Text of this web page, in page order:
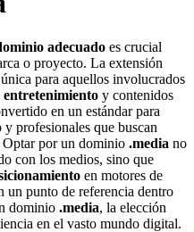
adecuado es crucial
o proyecto. La extensión
para aquellos involucrados
entretenimiento y contenidos
en un estándar para
profesionales que buscan
Optar por un dominio .media no
con los medios, sino que
en motores de
un punto de referencia dentro
dominio .media, la elección
en el vasto mundo digital.